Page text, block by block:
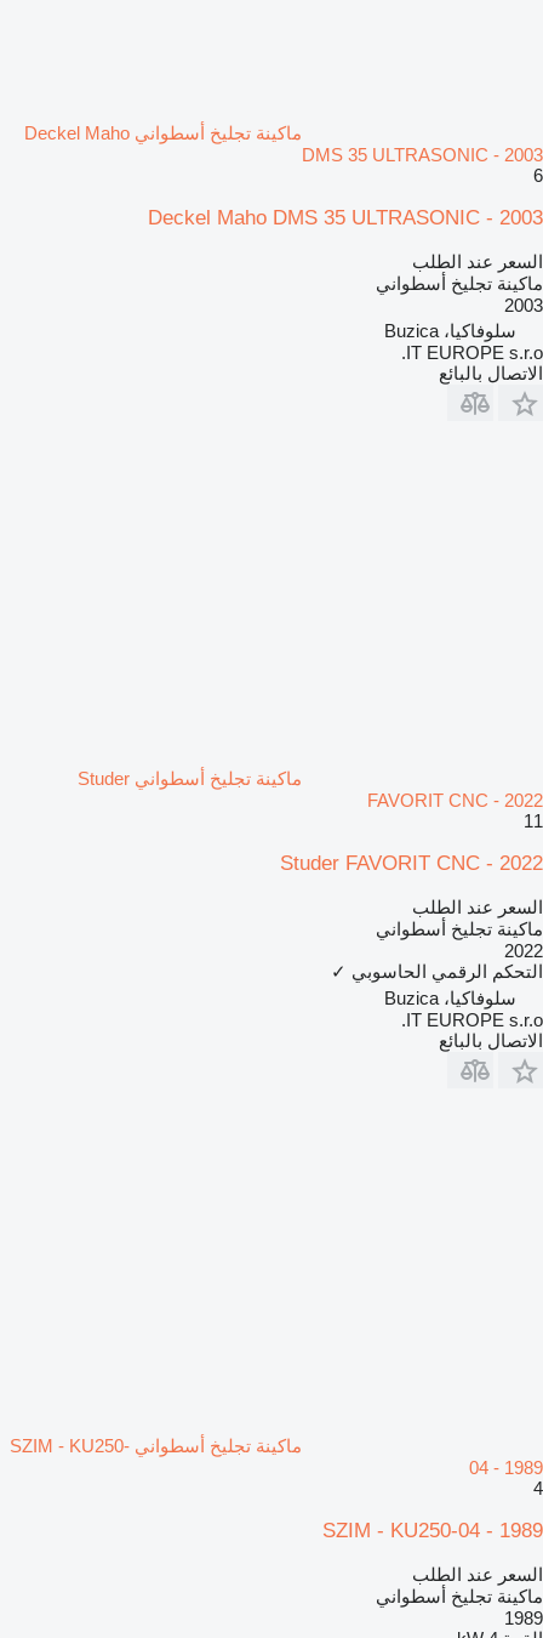
ماكينة تجليخ أسطواني Deckel Maho
DMS 35 ULTRASONIC - 2003
6
Deckel Maho DMS 35 ULTRASONIC - 2003
السعر عند الطلب
ماكينة تجليخ أسطواني
2003
سلوفاكيا، Buzica
IT EUROPE s.r.o.
الاتصال بالبائع
ماكينة تجليخ أسطواني Studer
FAVORIT CNC - 2022
11
Studer FAVORIT CNC - 2022
السعر عند الطلب
ماكينة تجليخ أسطواني
2022
التحكم الرقمي الحاسوبي ✓
سلوفاكيا، Buzica
IT EUROPE s.r.o.
الاتصال بالبائع
ماكينة تجليخ أسطواني SZIM - KU250-
04 - 1989
4
SZIM - KU250-04 - 1989
السعر عند الطلب
ماكينة تجليخ أسطواني
1989